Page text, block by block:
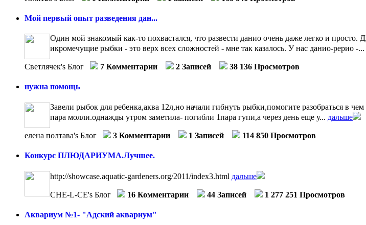
Мой первый опыт разведения дан...
Один мой знакомый как-то похвастался, что развести данио очень даже легко и
икромечущие рыбки - это верх всех сложностей - мне так казалось. У нас данио-рерио -...
Светлячек's Блог 7 Комментарии 2 Записей 38 136 Просмотров
нужна помощь
Завели рыбок для ребенка,аква 12л,но начали гибнуть рыбки,помогите разобраться в
пара молли.однажды утром заметила- погибли 1пара гупи,а через день еще у... дальше
елена полтава's Блог 3 Комментарии 1 Записей 114 850 Просмотров
Конкурс ПЛЮДАРИУМА.Лучшее.
http://showcase.aquatic-gardeners.org/2011/index3.html дальше
CHE-L-CE's Блог 16 Комментарии 44 Записей 1 277 251 Просмотров
Аквариум №1- "Адский аквариум"